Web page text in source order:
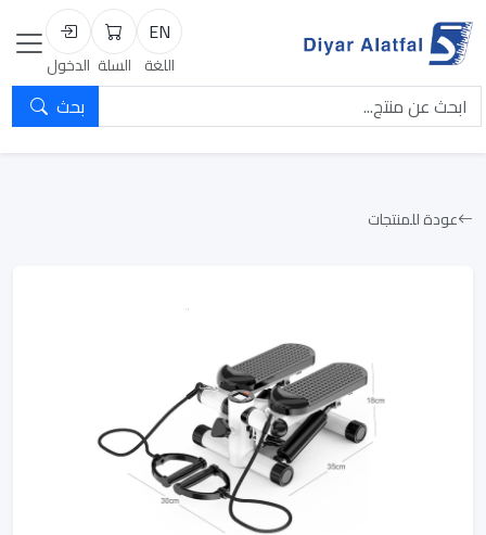
EN
اللغة
السلة
السلة
تسجيل
الدخول
بحث
عودة للمنتجات